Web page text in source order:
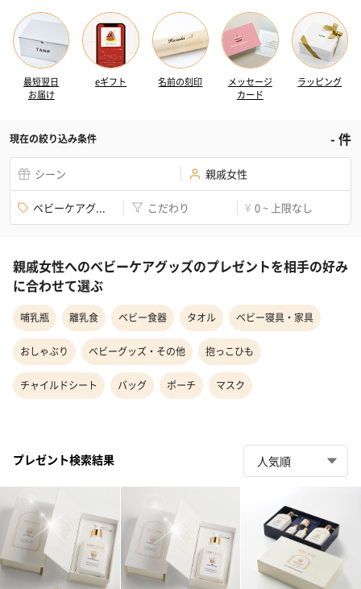
最短翌日
お届け
eギフト 名前の刻印
メッセージ
カード
ラッピング
現在の絞り込み条件 -件
シーン 親戚女性
ベビーケアグ... こだわり ¥ 0 ~ 上限なし
親戚女性へのベビーケアグッズのプレゼントを相手の好み
に合わせて選ぶ
哺乳瓶 離乳食 ベビー食器 タオル ベビー寝具・家具
おしゃぶり ベビーグッズ・その他 抱っこひも
チャイルドシート バッグ ポーチ マスク
プレゼント検索結果